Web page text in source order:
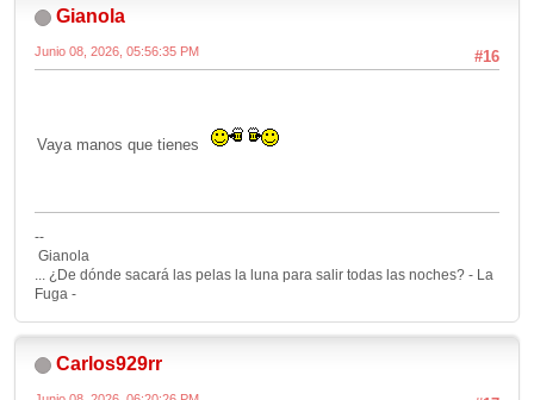
Gianola
#16
Junio 08, 2026, 05:56:35 PM
Vaya manos que tienes
--
Gianola
... ¿De dónde sacará las pelas la luna para salir todas las noches? - La
Fuga -
Carlos929rr